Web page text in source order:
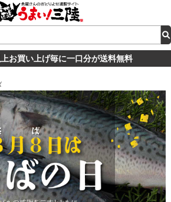
お買い上げ毎に一口分が送料無料